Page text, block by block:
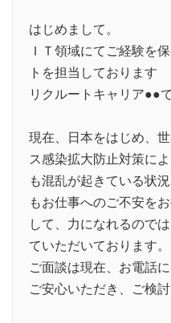
はじめまして。
ＩＴ領域にてご経験を
トを担当しております
リクルートキャリア●●
現在、日本をはじめ、
ス感染拡大防止対策に
も混乱が起きている状
もお仕事へのご不安を
して、力になれるので
ていただいております。
ご面談は現在、お電話
ご安心いただき、ご検